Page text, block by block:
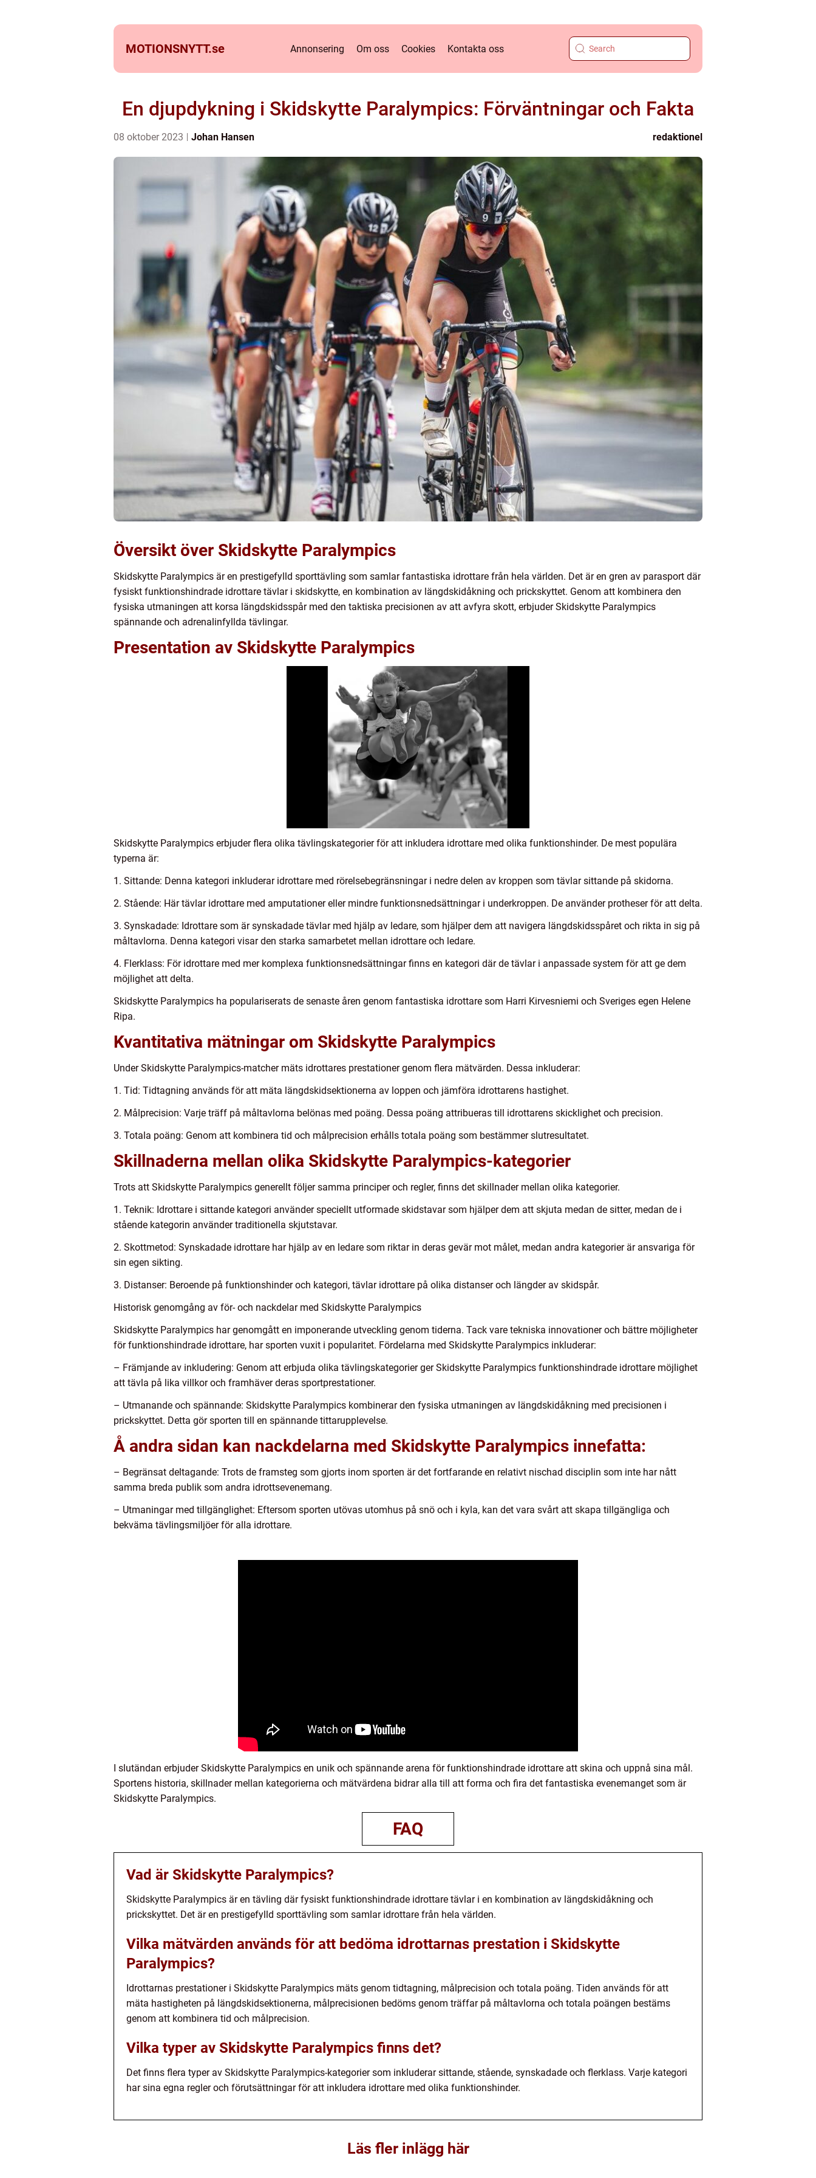
MOTIONSNYTT.se Annonsering Om oss Cookies Kontakta oss
En djupdykning i Skidskytte Paralympics: Förväntningar och Fakta
08 oktober 2023 Johan Hansen redaktionel
Översikt över Skidskytte Paralympics
Skidskytte Paralympics är en prestigefylld sporttävling som samlar fantastiska idrottare från hela världen. Det är en gren av parasport där
fysiskt funktionshindrade idrottare tävlar i skidskytte, en kombination av längdskidåkning och prickskyttet. Genom att kombinera den
fysiska utmaningen att korsa längdskidsspår med den taktiska precisionen av att avfyra skott, erbjuder Skidskytte Paralympics
spännande och adrenalinfyllda tävlingar.
Presentation av Skidskytte Paralympics
Skidskytte Paralympics erbjuder flera olika tävlingskategorier för att inkludera idrottare med olika funktionshinder. De mest populära
typerna är:
1. Sittande: Denna kategori inkluderar idrottare med rörelsebegränsningar i nedre delen av kroppen som tävlar sittande på skidorna.
2. Stående: Här tävlar idrottare med amputationer eller mindre funktionsnedsättningar i underkroppen. De använder protheser för att delta.
3. Synskadade: Idrottare som är synskadade tävlar med hjälp av ledare, som hjälper dem att navigera längdskidsspåret och rikta in sig på
måltavlorna. Denna kategori visar den starka samarbetet mellan idrottare och ledare.
4. Flerklass: För idrottare med mer komplexa funktionsnedsättningar finns en kategori där de tävlar i anpassade system för att ge dem
möjlighet att delta.
Skidskytte Paralympics ha populariserats de senaste åren genom fantastiska idrottare som Harri Kirvesniemi och Sveriges egen Helene
Ripa.
Kvantitativa mätningar om Skidskytte Paralympics
Under Skidskytte Paralympics-matcher mäts idrottares prestationer genom flera mätvärden. Dessa inkluderar:
1. Tid: Tidtagning används för att mäta längdskidsektionerna av loppen och jämföra idrottarens hastighet.
2. Målprecision: Varje träff på måltavlorna belönas med poäng. Dessa poäng attribueras till idrottarens skicklighet och precision.
3. Totala poäng: Genom att kombinera tid och målprecision erhålls totala poäng som bestämmer slutresultatet.
Skillnaderna mellan olika Skidskytte Paralympics-kategorier
Trots att Skidskytte Paralympics generellt följer samma principer och regler, finns det skillnader mellan olika kategorier.
1. Teknik: Idrottare i sittande kategori använder speciellt utformade skidstavar som hjälper dem att skjuta medan de sitter, medan de i
stående kategorin använder traditionella skjutstavar.
2. Skottmetod: Synskadade idrottare har hjälp av en ledare som riktar in deras gevär mot målet, medan andra kategorier är ansvariga för
sin egen sikting.
3. Distanser: Beroende på funktionshinder och kategori, tävlar idrottare på olika distanser och längder av skidspår.
Historisk genomgång av för- och nackdelar med Skidskytte Paralympics
Skidskytte Paralympics har genomgått en imponerande utveckling genom tiderna. Tack vare tekniska innovationer och bättre möjligheter
för funktionshindrade idrottare, har sporten vuxit i popularitet. Fördelarna med Skidskytte Paralympics inkluderar:
– Främjande av inkludering: Genom att erbjuda olika tävlingskategorier ger Skidskytte Paralympics funktionshindrade idrottare möjlighet
att tävla på lika villkor och framhäver deras sportprestationer.
– Utmanande och spännande: Skidskytte Paralympics kombinerar den fysiska utmaningen av längdskidåkning med precisionen i
prickskyttet. Detta gör sporten till en spännande tittarupplevelse.
Å andra sidan kan nackdelarna med Skidskytte Paralympics innefatta:
– Begränsat deltagande: Trots de framsteg som gjorts inom sporten är det fortfarande en relativt nischad disciplin som inte har nått
samma breda publik som andra idrottsevenemang.
– Utmaningar med tillgänglighet: Eftersom sporten utövas utomhus på snö och i kyla, kan det vara svårt att skapa tillgängliga och
bekväma tävlingsmiljöer för alla idrottare.
I slutändan erbjuder Skidskytte Paralympics en unik och spännande arena för funktionshindrade idrottare att skina och uppnå sina mål.
Sportens historia, skillnader mellan kategorierna och mätvärdena bidrar alla till att forma och fira det fantastiska evenemanget som är
Skidskytte Paralympics.
FAQ
Vad är Skidskytte Paralympics?
Skidskytte Paralympics är en tävling där fysiskt funktionshindrade idrottare tävlar i en kombination av längdskidåkning och
prickskyttet. Det är en prestigefylld sporttävling som samlar idrottare från hela världen.
Vilka mätvärden används för att bedöma idrottarnas prestation i Skidskytte
Paralympics?
Idrottarnas prestationer i Skidskytte Paralympics mäts genom tidtagning, målprecision och totala poäng. Tiden används för att
mäta hastigheten på längdskidsektionerna, målprecisionen bedöms genom träffar på måltavlorna och totala poängen bestäms
genom att kombinera tid och målprecision.
Vilka typer av Skidskytte Paralympics finns det?
Det finns flera typer av Skidskytte Paralympics-kategorier som inkluderar sittande, stående, synskadade och flerklass. Varje kategori
har sina egna regler och förutsättningar för att inkludera idrottare med olika funktionshinder.
Läs fler inlägg här